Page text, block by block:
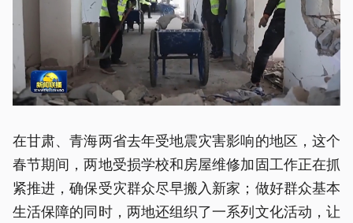
在甘肃、青海两省去年受地震灾害影响的地区，这个
春节期间，两地受损学校和房屋维修加固工作正在抓
紧推进，确保受灾群众尽早搬入新家；做好群众基本
生活保障的同时，两地还组织了一系列文化活动，让